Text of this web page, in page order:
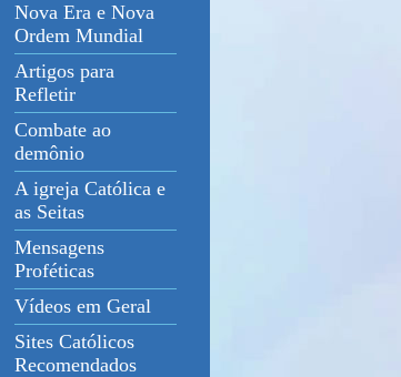
Nova Era e Nova
Ordem Mundial
Artigos para
Refletir
Combate ao
demônio
A igreja Católica e
as Seitas
Mensagens
Proféticas
Vídeos em Geral
Sites Católicos
Recomendados